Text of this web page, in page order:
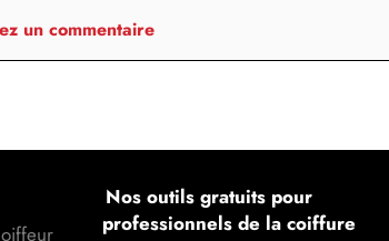
un commentaire
Nos outils gratuits pour
professionnels de la coiffure